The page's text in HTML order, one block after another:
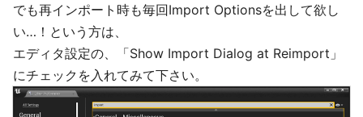
でも再インポート時も毎回Import Optionsを出して欲し
い…！という方は、
エディタ設定の、「Show Import Dialog at Reimport」
にチェックを入れてみて下さい。